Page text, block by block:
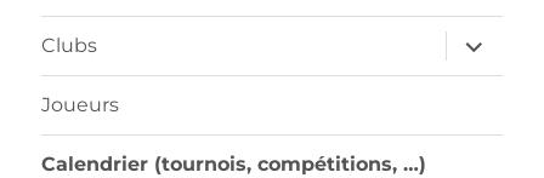
Clubs
ouvrir
le
sous-
Joueurs
Calendrier (tournois, compétitions, …)